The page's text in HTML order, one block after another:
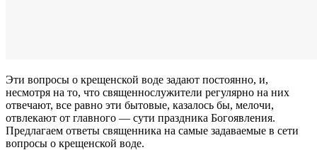
Эти вопросы о крещенской воде задают постоянно, и,
несмотря на то, что священнослужители регулярно на них
отвечают, все равно эти бытовые, казалось бы, мелочи,
отвлекают от главного — сути праздника Богоявления.
Предлагаем ответы священника на самые задаваемые в сети
вопросы о крещенской воде.